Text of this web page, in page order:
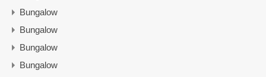
Bungalow
Bungalow
Bungalow
Bungalow